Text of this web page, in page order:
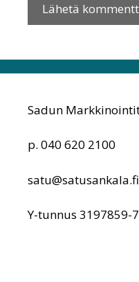
Sadun
p. 040 620 2100
satu@satusankala.fi
Y-tunnus 3197859-7